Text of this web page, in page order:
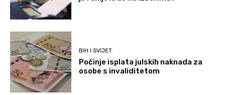
BIH I SVIJET
Počinje isplata julskih naknada za
osobe s invaliditetom